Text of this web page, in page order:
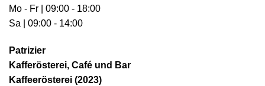
Mo - Fr | 09:00 - 18:00
Sa | 09:00 - 14:00
Patrizier
Kafferösterei, Café und Bar
Kaffeerösterei (2023)